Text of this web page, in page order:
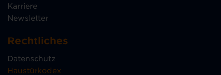
Karriere
Newsletter
Rechtliches
Datenschutz
Haustürkodex